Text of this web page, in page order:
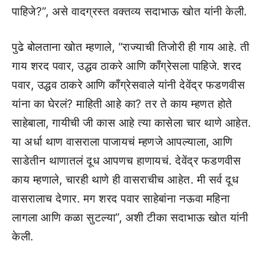
पाहिजे?”, असे वादग्रस्त वक्तव्य सदाभाऊ खोत यांनी केली.
पुढे बोलताना खोत म्हणाले, “राज्याची तिजोरी ही गाय आहे. ती
गाय शरद पवार, उद्धव ठाकरे आणि काँग्रेसला पाहिजे. शरद
पवार, उद्धव ठाकरे आणि काँग्रेसवाले यांनी देवेंद्र फडणवीस
यांना का घेरलं? माहिती आहे का? तर ते काय म्हणत होते
साहेबाला, गायीची जी कास आहे त्या कासेला चार थाणे आहेत.
या अर्धा थाण वासराला पाजायचं म्हणजे आपल्याला, आणि
साडेतीन थाणातलं दूध आपणच हाणायचं. देवेंद्र फडणवीस
काय म्हणाले, चारही थाणे ही वासराचीच आहेत. मी सर्व दूध
वासरालाच देणार. मग शरद पवार साहेबांना नऊवा महिना
लागला आणि कळा सुटल्या”, अशी टीका सदाभाऊ खोत यांनी
केली.